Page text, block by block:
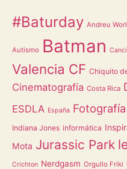
#Baturday Andreu
Autismo Batman
Valencia CF Chiquito
Cinematografía Costa Rica
ESDLA España Fotografía
Indiana Jones informática
Mota Jurassic Park
Crichton Nerdgasm Orgullo Friki